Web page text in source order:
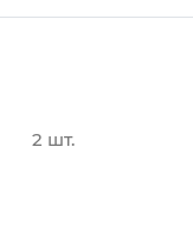
2 шт.